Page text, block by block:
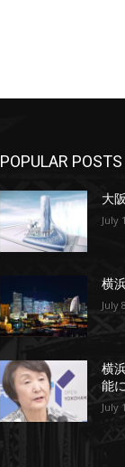
POPULAR POSTS
大
July
横
July
横
能に
July